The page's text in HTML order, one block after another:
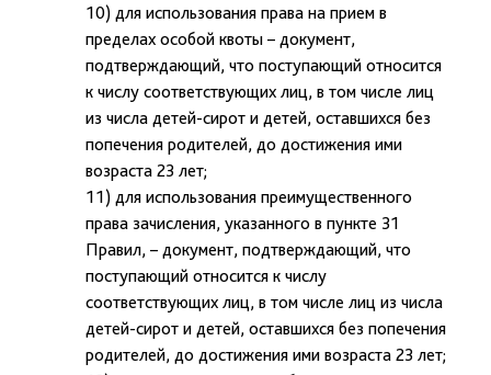
10) для использования права на прием в
пределах особой квоты – документ,
подтверждающий, что поступающий относится
к числу соответствующих лиц, в том числе лиц
из числа детей-сирот и детей, оставшихся без
попечения родителей, до достижения ими
возраста 23 лет;
11) для использования преимущественного
права зачисления, указанного в пункте 31
Правил, – документ, подтверждающий, что
поступающий относится к числу
соответствующих лиц, в том числе лиц из числа
детей-сирот и детей, оставшихся без попечения
родителей, до достижения ими возраста 23 лет;